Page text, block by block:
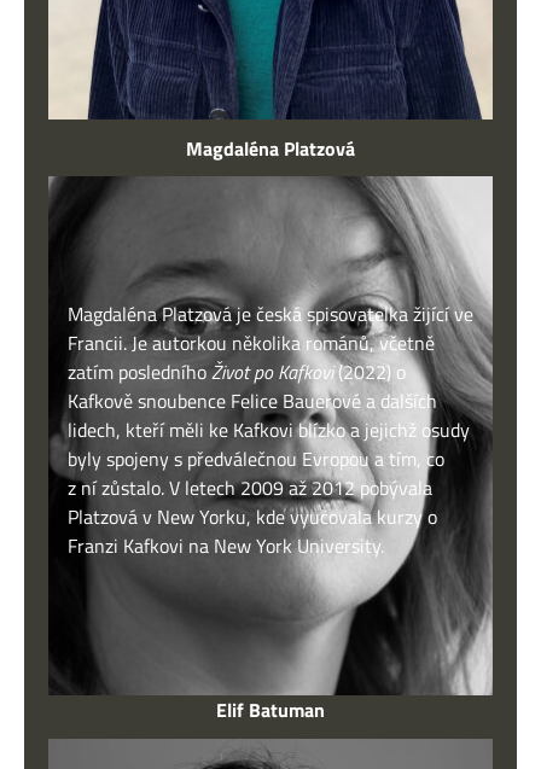
Magdaléna Platzová
Magdaléna Platzová je česká spisovatelka žijící ve
Francii. Je autorkou několika románů, včetně
zatím posledníhoŽivot po Kafkovi(2022) o
Kafkově snoubence Felice Bauerové a dalších
lidech, kteří měli ke Kafkovi blízko a jejichž osudy
byly spojeny s předválečnou Evropou a tím, co
z ní zůstalo. V letech 2009 až 2012 pobývala
Platzová v New Yorku, kde vyučovala kurzy o
Franzi Kafkovi na New York University.
Elif Batuman